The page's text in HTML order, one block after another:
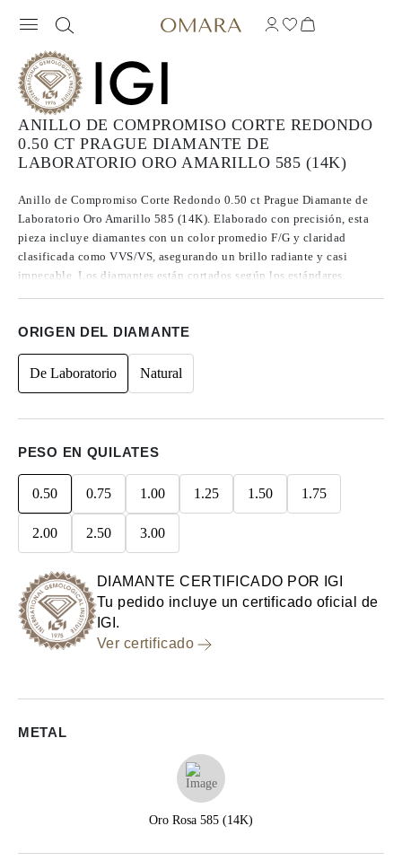
ANILLO DE COMPROMISO CORTE REDONDO
0.50 CT PRAGUE DIAMANTE DE
LABORATORIO ORO AMARILLO 585 (14K)
Anillo de Compromiso Corte Redondo 0.50 ct Prague Diamante de
Laboratorio Oro Amarillo 585 (14K). Elaborado con precisión, esta
pieza incluye diamantes con un color promedio F/G y claridad
clasificada como VVS/VS, asegurando un brillo radiante y casi
impecable. Los diamantes están cortados según los estándares
excepcional, y no presentan fluorescencia.
ORIGEN DEL DIAMANTE
De Laboratorio Natural
PESO EN QUILATES
0.50 0.75 1.00 1.25 1.50 1.75
2.00 2.50 3.00
DIAMANTE CERTIFICADO POR IGI
Tu pedido incluye un certificado oficial de
IGI.
Ver certificado
METAL
Oro Rosa 585 (14K)